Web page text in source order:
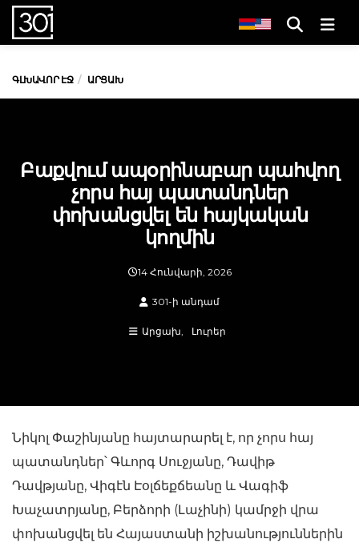
ԳԼԽԱՎՈՐ ԷՋ ԱՐՑԱԽ
Բաքվում ապօրինաբար պահվող
չորս հայ պատանդներ
փոխանցվել են հայկական
կողմին
14 Հունվարի, 2026
301-ի անդամ
Արցախ Լուրեր
Նիկոլ Փաշինյանը հայտարարել է, որ չորս հայ
պատանդներ՝ Գևորգ Սուջյանը, Դավիթ
Դավթյանը, Վիգէն Էօլճեքճեանը և Վագիֆ
Խաչատրյանը, Բերձորի (Լաչինի) կամրջի վրա
փոխանցվել են Հայաստանի իշխանություններին